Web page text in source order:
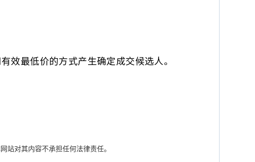
效最低价的方式产生确定成交候选人。
站对其内容不承担任何法律责任。